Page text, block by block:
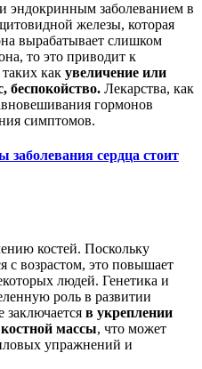
эндокринным заболеванием в
железы, которая
вырабатывает слишком
то это приводит к
как увеличение или
беспокойство. Лекарства, как
гормонов
симптомов.
заболевания сердца стоит
костей. Поскольку
возрастом, это повышает
людей. Генетика и
роль в развитии
заключается в укреплении
массы, что может
упражнений и